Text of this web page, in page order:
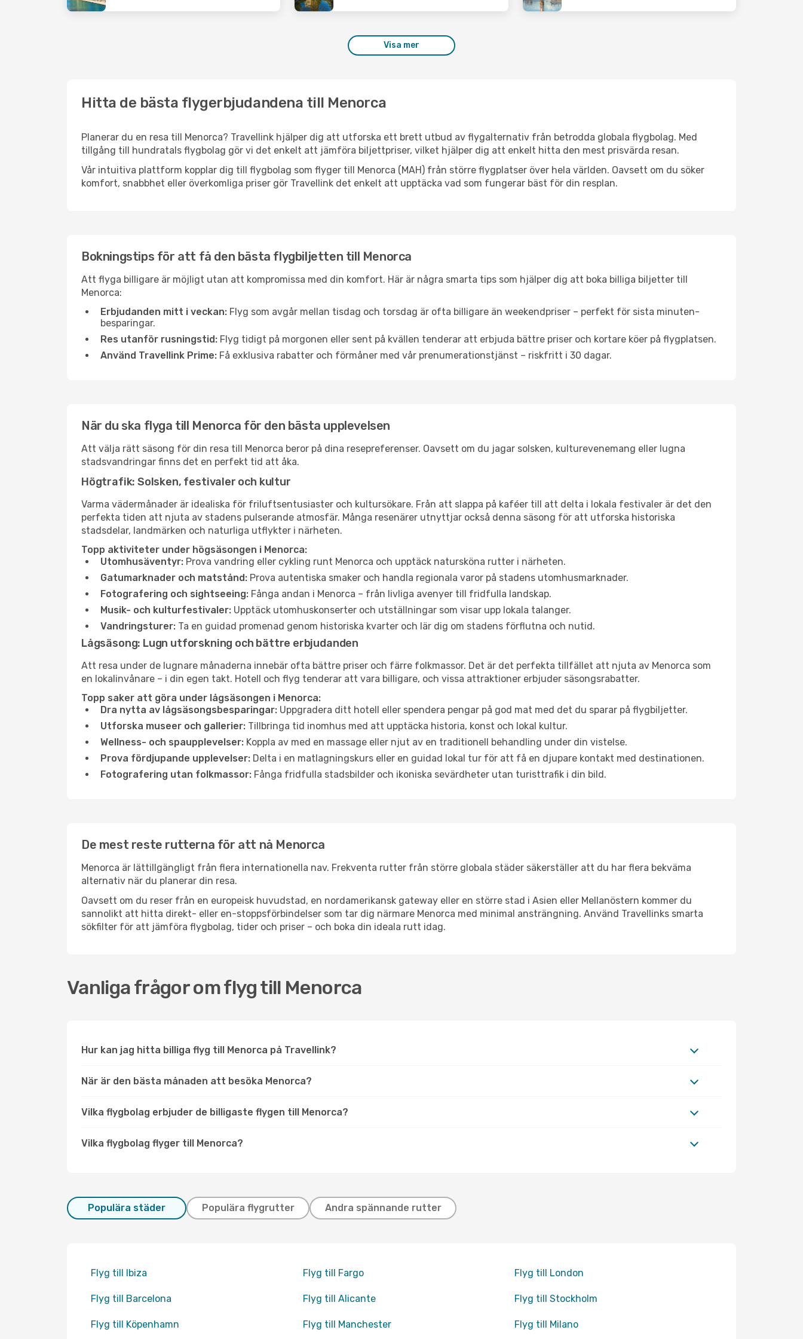
Visa mer
Hitta de bästa flygerbjudandena till Menorca
Planerar du en resa till Menorca? Travellink hjälper dig att utforska ett brett utbud av flygalternativ från betrodda globala flygbolag. Med
tillgång till hundratals flygbolag gör vi det enkelt att jämföra biljettpriser, vilket hjälper dig att enkelt hitta den mest prisvärda resan.
Vår intuitiva plattform kopplar dig till flygbolag som flyger till Menorca (MAH) från större flygplatser över hela världen. Oavsett om du söker
komfort, snabbhet eller överkomliga priser gör Travellink det enkelt att upptäcka vad som fungerar bäst för din resplan.
Bokningstips för att få den bästa flygbiljetten till Menorca
Att flyga billigare är möjligt utan att kompromissa med din komfort. Här är några smarta tips som hjälper dig att boka billiga biljetter till
Menorca:
Erbjudanden mitt i veckan: Flyg som avgår mellan tisdag och torsdag är ofta billigare än weekendpriser – perfekt för sista minuten-
besparingar.
Res utanför rusningstid: Flyg tidigt på morgonen eller sent på kvällen tenderar att erbjuda bättre priser och kortare köer på flygplatsen.
Använd Travellink Prime: Få exklusiva rabatter och förmåner med vår prenumerationstjänst – riskfritt i 30 dagar.
När du ska flyga till Menorca för den bästa upplevelsen
Att välja rätt säsong för din resa till Menorca beror på dina resepreferenser. Oavsett om du jagar solsken, kulturevenemang eller lugna
stadsvandringar finns det en perfekt tid att åka.
Högtrafik: Solsken, festivaler och kultur
Varma vädermånader är idealiska för friluftsentusiaster och kultursökare. Från att slappa på kaféer till att delta i lokala festivaler är det den
perfekta tiden att njuta av stadens pulserande atmosfär. Många resenärer utnyttjar också denna säsong för att utforska historiska
stadsdelar, landmärken och naturliga utflykter i närheten.
Topp aktiviteter under högsäsongen i Menorca:
Utomhusäventyr: Prova vandring eller cykling runt Menorca och upptäck natursköna rutter i närheten.
Gatumarknader och matstånd: Prova autentiska smaker och handla regionala varor på stadens utomhusmarknader.
Fotografering och sightseeing: Fånga andan i Menorca – från livliga avenyer till fridfulla landskap.
Musik- och kulturfestivaler: Upptäck utomhuskonserter och utställningar som visar upp lokala talanger.
Vandringsturer: Ta en guidad promenad genom historiska kvarter och lär dig om stadens förflutna och nutid.
Lågsäsong: Lugn utforskning och bättre erbjudanden
Att resa under de lugnare månaderna innebär ofta bättre priser och färre folkmassor. Det är det perfekta tillfället att njuta av Menorca som
en lokalinvånare – i din egen takt. Hotell och flyg tenderar att vara billigare, och vissa attraktioner erbjuder säsongsrabatter.
Topp saker att göra under lågsäsongen i Menorca:
Dra nytta av lågsäsongsbesparingar: Uppgradera ditt hotell eller spendera pengar på god mat med det du sparar på flygbiljetter.
Utforska museer och gallerier: Tillbringa tid inomhus med att upptäcka historia, konst och lokal kultur.
Wellness- och spaupplevelser: Koppla av med en massage eller njut av en traditionell behandling under din vistelse.
Prova fördjupande upplevelser: Delta i en matlagningskurs eller en guidad lokal tur för att få en djupare kontakt med destinationen.
Fotografering utan folkmassor: Fånga fridfulla stadsbilder och ikoniska sevärdheter utan turisttrafik i din bild.
De mest reste rutterna för att nå Menorca
Menorca är lättillgängligt från flera internationella nav. Frekventa rutter från större globala städer säkerställer att du har flera bekväma
alternativ när du planerar din resa.
Oavsett om du reser från en europeisk huvudstad, en nordamerikansk gateway eller en större stad i Asien eller Mellanöstern kommer du
sannolikt att hitta direkt- eller en-stoppsförbindelser som tar dig närmare Menorca med minimal ansträngning. Använd Travellinks smarta
sökfilter för att jämföra flygbolag, tider och priser – och boka din ideala rutt idag.
Vanliga frågor om flyg till Menorca
Hur kan jag hitta billiga flyg till Menorca på Travellink?
När är den bästa månaden att besöka Menorca?
Vilka flygbolag erbjuder de billigaste flygen till Menorca?
Vilka flygbolag flyger till Menorca?
Populära städer Populära flygrutter Andra spännande rutter
Flyg till Ibiza Flyg till Fargo Flyg till London
Flyg till Barcelona Flyg till Alicante Flyg till Stockholm
Flyg till Köpenhamn Flyg till Manchester Flyg till Milano